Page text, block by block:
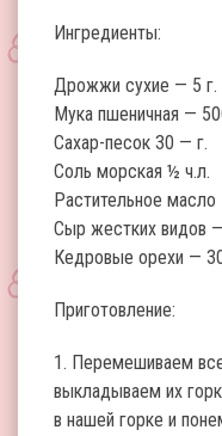
Ингредиенты:
Дрожжи сухие — 5 г.
Мука пшеничная —
Сахар-песок 30 — г.
Соль морская ½ ч.л.
Растительное
Сыр жестких видов
Кедровые орехи —
Приготовление:
1. Перемешиваем
выкладываем их
в нашей горке и